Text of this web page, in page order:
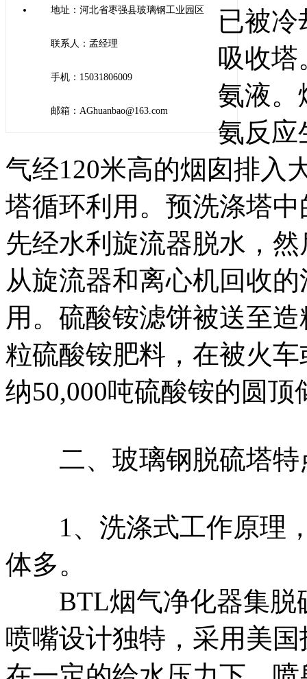
地址：河北省枣强县玻璃钢工业园区
联系人：孟经理
手机：15031806009
邮箱：AGhuanbao@163.com
已被冷
吸收塔
氨液。
氨反应
气经120米高的烟囱排入
塔循环利用。预洗涤塔
先经水利旋流器脱水，
从旋流器和离心机回收
用。硫酸铵滤饼被送至
粒硫酸铵肥料，在被火
纳50,000吨硫酸铵的圆顶
二、玻璃钢脱硫塔特
1、洗涤式工作原理，
体多。
BTL烟气净化器集脱
喷嘴设计独特，采用美